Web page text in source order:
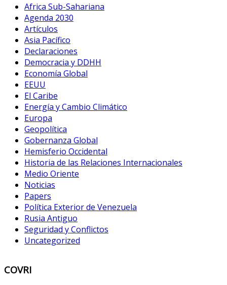
Africa Sub-Sahariana
Agenda 2030
Artículos
Asia Pacífico
Declaraciones
Democracia y DDHH
Economía Global
EEUU
El Caribe
Energía y Cambio Climático
Europa
Geopolítica
Gobernanza Global
Hemisferio Occidental
Historia de las Relaciones Internacionales
Medio Oriente
Noticias
Papers
Política Exterior de Venezuela
Rusia Antiguo
Seguridad y Conflictos
Uncategorized
COVRI